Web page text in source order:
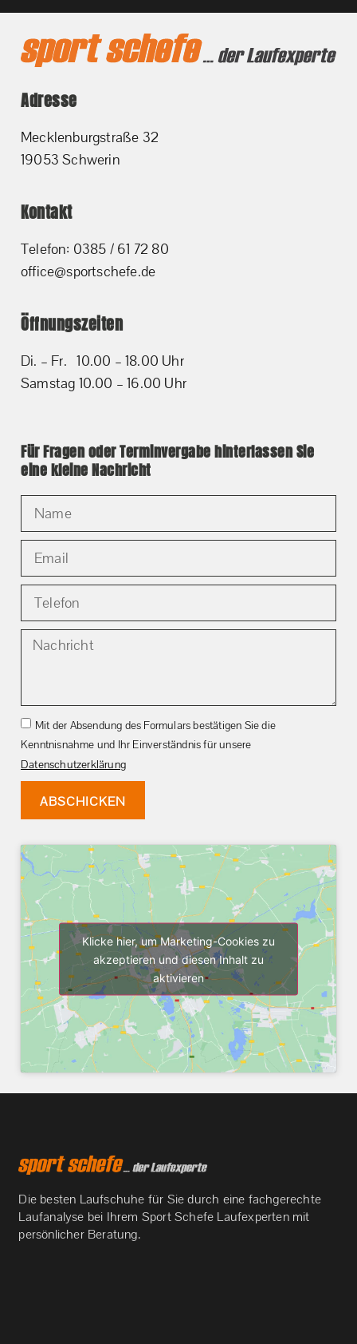
Adresse
Mecklenburgstraße 32
19053 Schwerin
Kontakt
Telefon: 0385 / 61 72 80
office@sportschefe.de
Öffnungszeiten
Di. – Fr. 10.00 – 18.00 Uhr
Samstag 10.00 – 16.00 Uhr
Klicke hier, um Marketing-Cookies zu
akzeptieren und diesen Inhalt zu
aktivieren
Für Fragen oder Terminvergabe hinterlassen Sie
eine kleine Nachricht
Mit der Absendung des Formulars bestätigen Sie die
Kenntnisnahme und Ihr Einverständnis für unsere
Datenschutzerklärung
ABSCHICKEN
Die besten Laufschuhe für Sie durch eine fachgerechte
Laufanalyse bei Ihrem Sport Schefe Laufexperten mit
persönlicher Beratung.